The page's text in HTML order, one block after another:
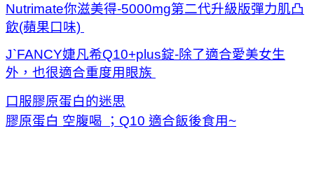
Nutrimate你滋美得-5000mg第二代升級版彈力肌凸
飲(蘋果口味)
J`FANCY婕凡希Q10+plus錠-除了適合愛美女生
外，也很適合重度用眼族
口服膠原蛋白的迷思
膠原蛋白 空腹喝 ；Q10 適合飯後食用~